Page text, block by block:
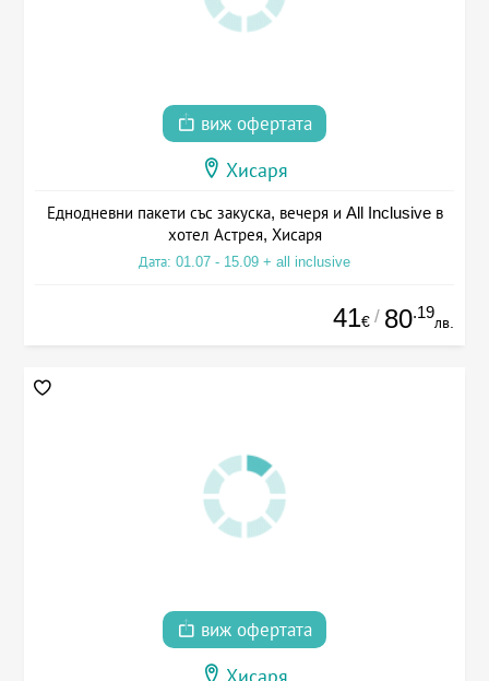
виж офертата
Хисаря
Еднодневни пакети със закуска, вечеря и All Inclusive в
хотел Астрея, Хисаря
Дата: 01.07 - 15.09 + all inclusive
41€ / 80.19
лв.
виж офертата